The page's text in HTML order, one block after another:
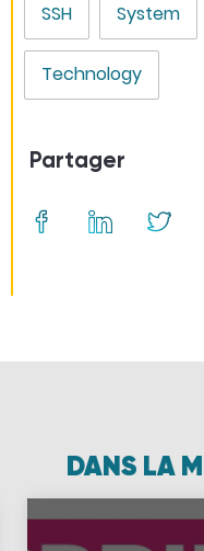
SSH System
Technology
Partager
DANS LA